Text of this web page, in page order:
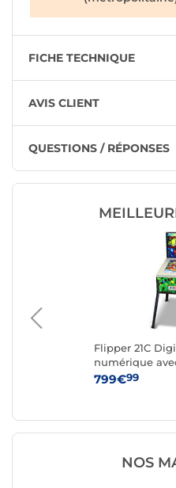
FICHE TECHNIQUE
AVIS CLIENT
QUESTIONS / RÉPONSES
Flipper 21C
numérique
classiques
799€99
NOS